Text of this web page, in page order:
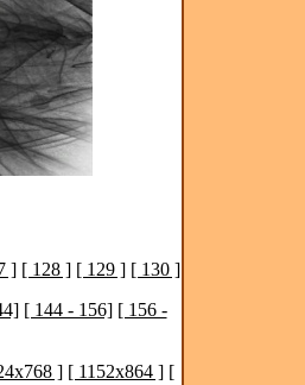
] [ 128 ] [ 129 ] [ 130 ]
[ 144 - 156] [ 156 -
] [ 1152x864 ] [